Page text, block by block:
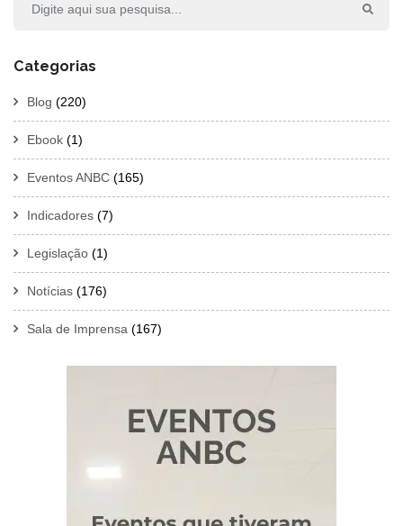
Categorias
Blog (220)
Ebook (1)
Eventos ANBC (165)
Indicadores (7)
Legislação (1)
Notícias (176)
Sala de Imprensa (167)